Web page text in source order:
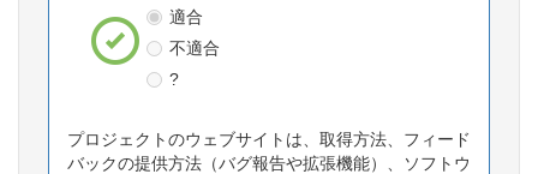
適合
不適合
?
プロジェクトのウェブサイトは、取得方法、フィード
バックの提供方法（バグ報告や拡張機能）、ソフトウ